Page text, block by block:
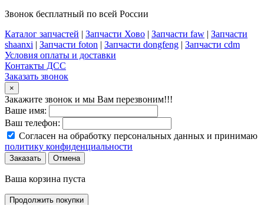
Звонок бесплатный по всей России
Каталог запчастей | Запчасти Хово | Запчасти faw | Запчасти
shaanxi | Запчасти foton | Запчасти dongfeng | Запчасти cdm
Условия оплаты и доставки
Контакты ДСС
Заказать звонок
×
Закажите звонок и мы Вам перезвоним!!!
Ваше имя:
Ваш телефон:
Согласен на обработку персональных данных и принимаю
политику конфиденциальности
Заказать Отмена
Ваша корзина пуста
Продолжить покупки